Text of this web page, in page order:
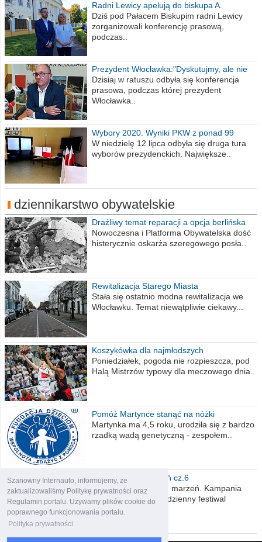
Szanowny Internauto, informujemy, że
zaktualizowaliśmy Politykę prywatności oraz
Regulamin portalu. Używamy plików cookie do
poprawnego funkcjonowania portalu.
Polityka prywatności
Radni Lewicy apelują do biskupa A.
Wiesława Meringa
Dziś pod Pałacem Biskupim radni Lewicy
zorganizowali konferencję prasową,
podczas..
Prezydent Włocławka:"Dyskutujmy, ale nie
obrażajmy się”
Dzisiaj w ratuszu odbyła się konferencja
prasowa, podczas której prezydent
Włocławka..
Wybory 2020. Wyniki PKW z ponad 99
procent obwodów
W niedzielę 12 lipca odbyła się druga tura
wyborów prezydenckich. Największe..
dziennikarstwo obywatelskie
Drażliwy temat reparacji a opcja berlińska
Nowoczesna i Platforma Obywatelska dość
histerycznie oskarża szeregowego posła..
Rewitalizacja Starego Miasta
Stała się ostatnio modna rewitalizacja we
Włocławku. Temat niewątpliwie ciekawy...
Koszykówka dla najmłodszych
Poniedziałek, pogoda nie rozpieszcza, pod
Halą Mistrzów typowy dla meczowego dnia..
Pomóż Martynce stanąć na nóżki
Martynka ma 4,5 roku, urodziła się z bardzo
rzadką wadą genetyczną - zespołem..
Polska moich marzeń cz.6
Nadszedł kres moich marzeń. Kampania
wyborcza czyli niecodzienny festiwal
obietnic,..